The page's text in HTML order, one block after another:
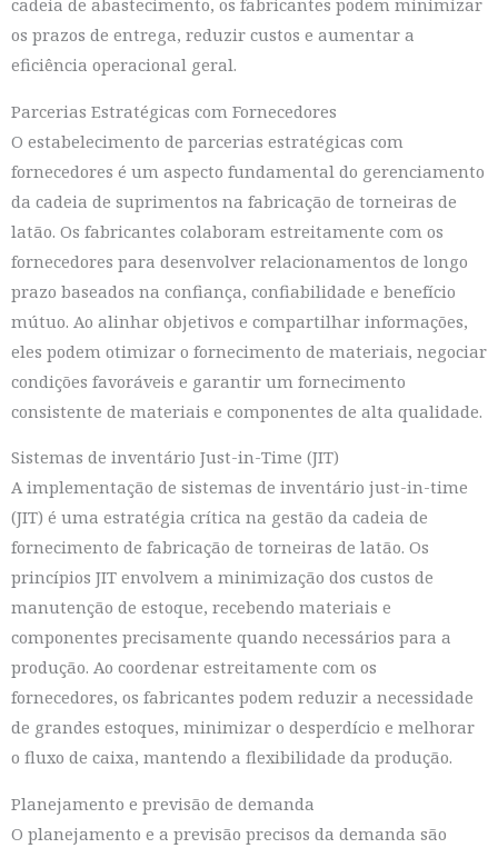
cadeia de abastecimento, os fabricantes podem minimizar
os prazos de entrega, reduzir custos e aumentar a
eficiência operacional geral.
Parcerias Estratégicas com Fornecedores
O estabelecimento de parcerias estratégicas com
fornecedores é um aspecto fundamental do gerenciamento
da cadeia de suprimentos na fabricação de torneiras de
latão. Os fabricantes colaboram estreitamente com os
fornecedores para desenvolver relacionamentos de longo
prazo baseados na confiança, confiabilidade e benefício
mútuo. Ao alinhar objetivos e compartilhar informações,
eles podem otimizar o fornecimento de materiais, negociar
condições favoráveis e garantir um fornecimento
consistente de materiais e componentes de alta qualidade.
Sistemas de inventário Just-in-Time (JIT)
A implementação de sistemas de inventário just-in-time
(JIT) é uma estratégia crítica na gestão da cadeia de
fornecimento de fabricação de torneiras de latão. Os
princípios JIT envolvem a minimização dos custos de
manutenção de estoque, recebendo materiais e
componentes precisamente quando necessários para a
produção. Ao coordenar estreitamente com os
fornecedores, os fabricantes podem reduzir a necessidade
de grandes estoques, minimizar o desperdício e melhorar
o fluxo de caixa, mantendo a flexibilidade da produção.
Planejamento e previsão de demanda
O planejamento e a previsão precisos da demanda são